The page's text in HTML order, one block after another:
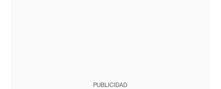
PUBLICIDAD